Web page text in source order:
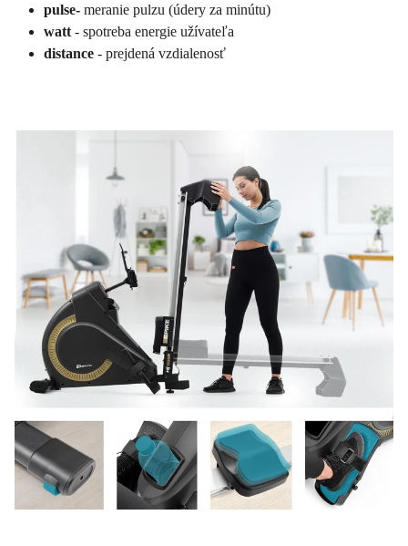
pulse- meranie pulzu (údery za minútu)
watt - spotreba energie užívateľa
distance - prejdená vzdialenosť